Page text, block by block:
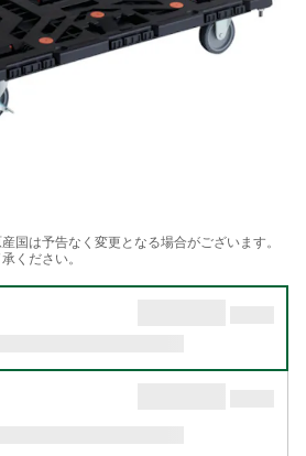
国は予告なく変更となる場合がございます。
ください。